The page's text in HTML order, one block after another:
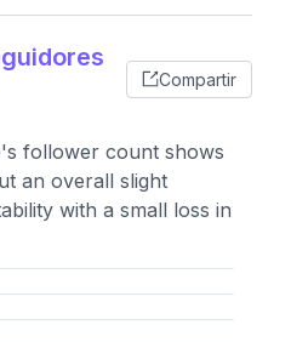
Compartir
follower count shows
an overall slight
with a small loss in